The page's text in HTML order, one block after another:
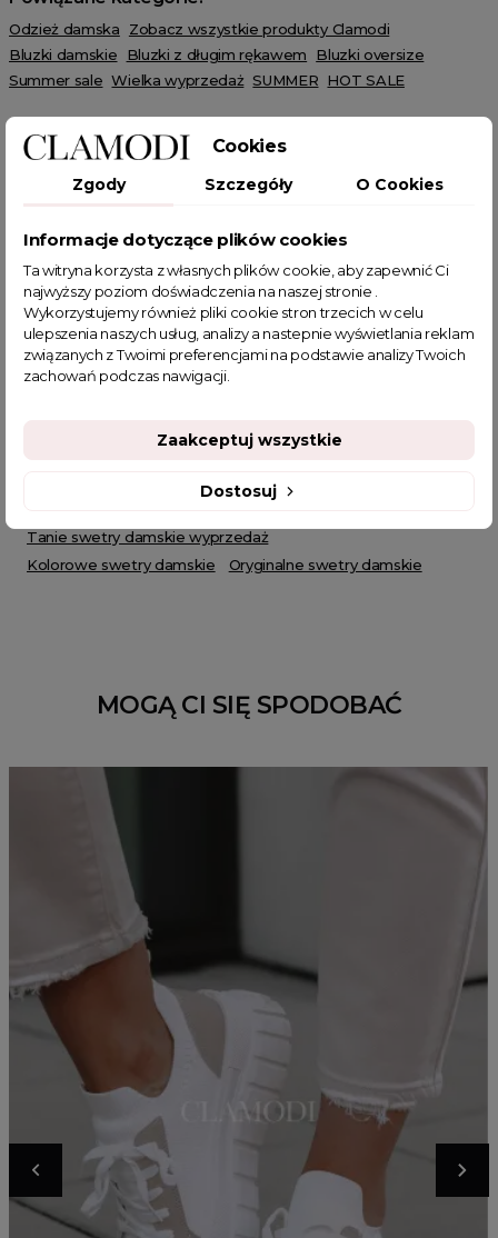
Odzież damska
Zobacz wszystkie produkty Clamodi
Bluzki damskie
Bluzki z długim rękawem
Bluzki oversize
Summer sale Wielka wyprzedaż SUMMER HOT SALE
narzutka boho bluzka ażurowa
ażurowa bluzka
pleciona bluzka
bluzka pleciona
bluzka z rozcięciem
ażurowa narzutka
narzutka ażurowa
narzuta ażurowa
ażurowa narzuta
żółta bluzka
narzuta na strój kąpielowy
Tanie swetry damskie wyprzedaż
Kolorowe swetry damskie
Oryginalne swetry damskie
MOGĄ CI SIĘ SPODOBAĆ
Cookies
Zgody Szczegóły O Cookies
Informacje dotyczące plików cookies
Ta witryna korzysta z własnych plików cookie, aby zapewnić Ci
najwyższy poziom doświadczenia na naszej stronie .
Wykorzystujemy również pliki cookie stron trzecich w celu
ulepszenia naszych usług, analizy a nastepnie wyświetlania reklam
związanych z Twoimi preferencjami na podstawie analizy Twoich
zachowań podczas nawigacji.
Dostosuj
Zaakceptuj wszystkie